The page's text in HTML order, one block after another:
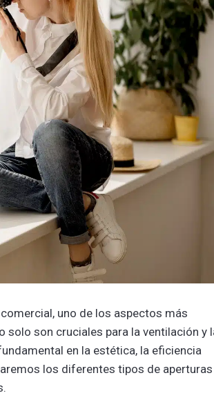
uno de los aspectos más
solo son cruciales para la ventilación y
en la estética, la eficiencia
los diferentes tipos de